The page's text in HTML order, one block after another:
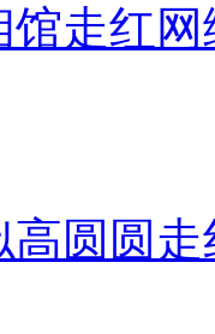
馆走红网
高圆圆走